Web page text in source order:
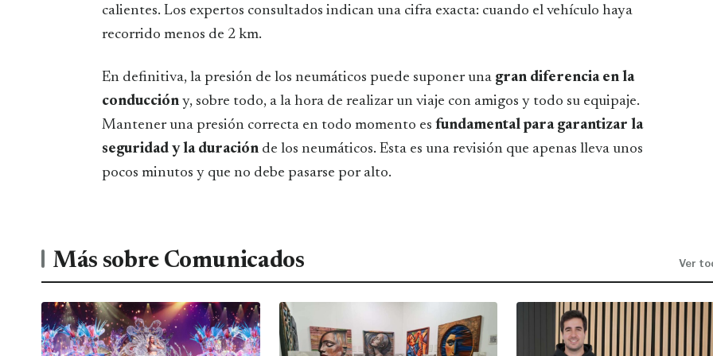
calientes. Los expertos consultados indican una cifra exacta: cuando el vehículo haya
recorrido menos de 2 km.
En definitiva, la presión de los neumáticos puede suponer una gran diferencia en la
conducción y, sobre todo, a la hora de realizar un viaje con amigos y todo su equipaje.
Mantener una presión correcta en todo momento es fundamental para garantizar la
seguridad y la duración de los neumáticos. Esta es una revisión que apenas lleva unos
pocos minutos y que no debe pasarse por alto.
Más sobre Comunicados Ver